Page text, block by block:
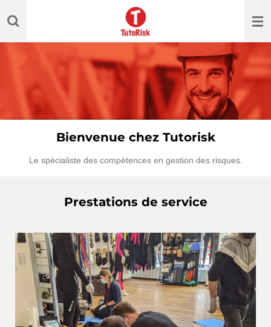
au
Bienvenue chez Tutorisk
Le spécialiste des compétences en gestion des risques.
Prestations de service